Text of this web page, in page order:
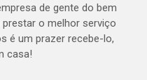
de gente do bem
o melhor serviço
é um prazer recebe-lo,
casa!